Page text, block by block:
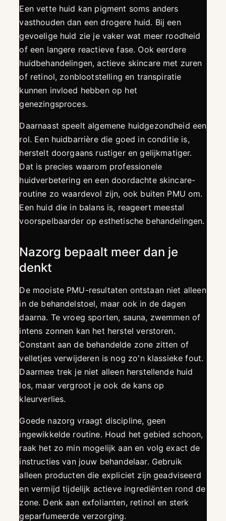
Een vette huid kan pigment soms anders
vasthouden dan een drogere huid. Bij een
gevoelige huid zie je vaker wat meer roodheid
of een langere reactieve fase. Ook eerdere
huidbehandelingen, actieve skincare met zuren
of retinol, zonblootstelling en transpiratie
kunnen invloed hebben op het
genezingsproces.
Daarnaast speelt algemene huidgezondheid een
rol. Een huidbarrière die goed in conditie is,
herstelt doorgaans rustiger en gelijkmatiger.
Dat is precies waarom professionele
huidverbetering en een doordachte skincare-
routine zo waardevol zijn, ook buiten PMU om.
Een huid die in balans is, reageert meestal
voorspelbaarder op esthetische behandelingen.
Nazorg bepaalt meer dan je
denkt
De mooiste PMU-resultaten ontstaan niet alleen
in de behandelstoel, maar ook in de dagen
daarna. Te vroeg sporten, sauna, zwemmen of
intens zonnen kan het herstel verstoren.
Constant aan de behandelde zone zitten of
velletjes verwijderen is nog zo'n klassieke fout.
Daarmee trek je niet alleen herstellende huid
los, maar vergroot je ook de kans op
kleurverlies.
Goede nazorg vraagt discipline, geen
ingewikkelde routine. Houd het gebied schoon,
raak het zo min mogelijk aan en volg exact de
instructies van jouw behandelaar. Gebruik
alleen producten die expliciet zijn geadviseerd
en vermijd tijdelijk actieve ingrediënten rond de
zone. Denk aan exfolianten, retinol en sterk
geparfumeerde verzorging.